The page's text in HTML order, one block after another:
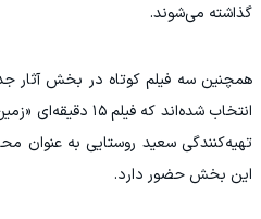
گذاشته می‌شوند.
همچنین سه فیلم کوتاه در بخش آثار
انتخاب شده‌اند که
تهیه‌کنندگی سعید روستایی به عنوان
این بخش حضور دارد.